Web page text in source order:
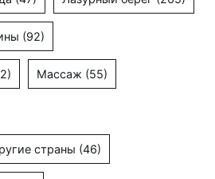
(92)
Массаж (55)
страны (46)